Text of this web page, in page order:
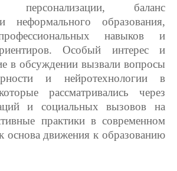
персонализации, баланс
неформального образования,
навыков и
Особый интерес и
в обсуждении вызвали вопросы
и нейротехнологии в
рассматривались через
и социальных вызовов на
практики в современном
основа движения к образованию